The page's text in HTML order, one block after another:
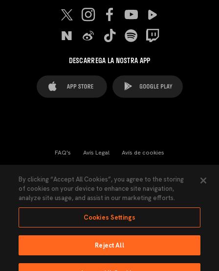
DESCARREGA LA NOSTRA APP
FAQ's Avís Legal Avís de cookies
Llei de Transparència Política de Privacitat
Accessibilitat
Ninguna parte de esta página puede ser reproducida sin el permiso del Valencia
By clicking “Accept All Cookies”, you agree to the storing
of cookies on your device to enhance site navigation,
analyze site usage, and assist in our marketing efforts.
Cookies Settings
Reject All